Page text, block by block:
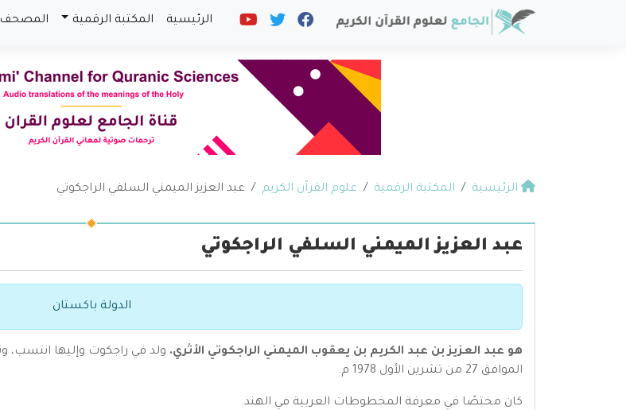
الرئيسية المكتبة الرقمية المصحف
الرئيسية المكتبة الرقمية علوم القرآن الكريم عبد العزيز الميمني السلفي الراجكوتي
عبد العزيز الميمني السلفي الراجكوتي
الدولة باكستان
هو عبد العزيز بن عبد الكريم بن يعقوب الميمني الراجكوتي الأثري.
الموافق 27 من تشرين الأول 1978 م.
كان مختصًا في معرفة المخطوطات العربية في الهند.